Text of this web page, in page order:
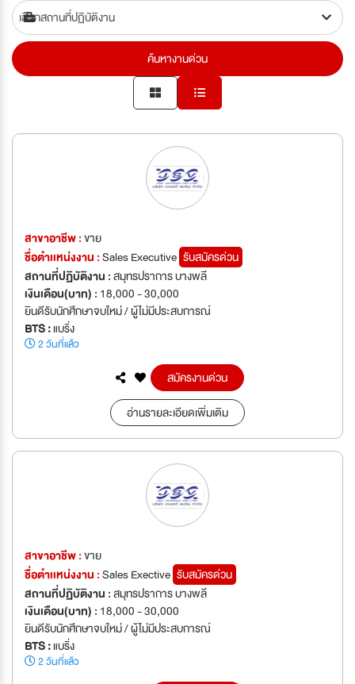
ค้นหางานด่วน
สาขาอาชีพ :ขาย
ชื่อตำเเหน่งงาน :Sales Executive รับสมัครด่วน
สถานที่ปฏิบัติงาน :สมุทรปราการ บางพลี
เงินเดือน(บาท) : 18,000 - 30,000
ยินดีรับนักศึกษาจบใหม่ / ผู้ไม่มีประสบการณ์
BTS :แบริ่ง
2 วันที่แล้ว
สมัครงานด่วน
อ่านรายละเอียดเพิ่มเติม
สาขาอาชีพ :ขาย
ชื่อตำเเหน่งงาน :Sales Exective รับสมัครด่วน
สถานที่ปฏิบัติงาน :สมุทรปราการ บางพลี
เงินเดือน(บาท) : 18,000 - 30,000
ยินดีรับนักศึกษาจบใหม่ / ผู้ไม่มีประสบการณ์
BTS :แบริ่ง
2 วันที่แล้ว